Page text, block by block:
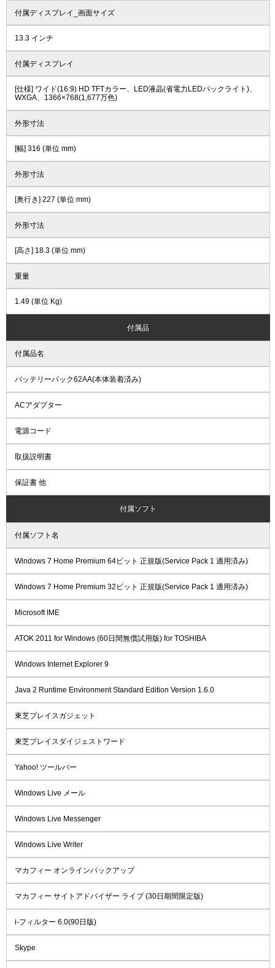
付属ディスプレイ_画面サイズ
13.3 インチ
付属ディスプレイ
[仕様] ワイド(16:9) HD TFTカラー、LED液晶(省電力LEDバックライト)、
WXGA、1366×768(1,677万色)
外形寸法
[幅] 316 (単位 mm)
外形寸法
[奥行き] 227 (単位 mm)
外形寸法
[高さ] 18.3 (単位 mm)
重量
1.49 (単位 Kg)
付属品
付属品名
バッテリーパック62AA(本体装着済み)
ACアダプター
電源コード
取扱説明書
保証書 他
付属ソフト
付属ソフト名
Windows 7 Home Premium 64ビット 正規版(Service Pack 1 適用済み)
Windows 7 Home Premium 32ビット 正規版(Service Pack 1 適用済み)
Microsoft IME
ATOK 2011 for Windows (60日間無償試用版) for TOSHIBA
Windows Internet Explorer 9
Java 2 Runtime Environment Standard Edition Version 1.6.0
東芝プレイスガジェット
東芝プレイスダイジェストワード
Yahoo! ツールバー
Windows Live メール
Windows Live Messenger
Windows Live Writer
マカフィー オンラインバックアップ
マカフィー サイトアドバイザー ライブ (30日期間限定版)
i-フィルター 6.0(90日版)
Skype